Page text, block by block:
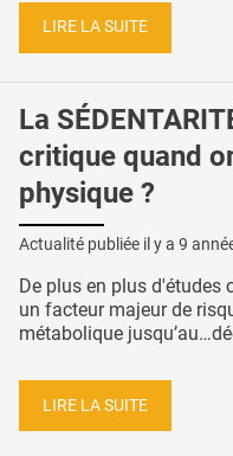
LIRE LA SUITE
La
critique quand
physique ?
Actualité publiée il y a 9
De plus en plus d'études
un facteur majeur de
métabolique
LIRE LA SUITE